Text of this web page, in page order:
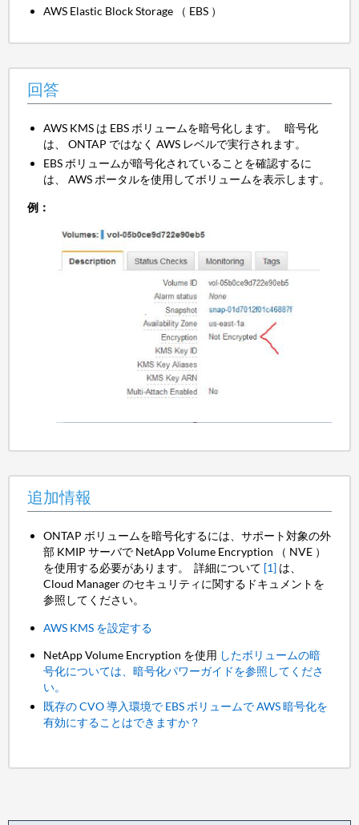
AWS Elastic Block Storage （ EBS ）
回答
AWS KMS は EBS ボリュームを暗号化します。 暗号化
は、 ONTAP ではなく AWS レベルで実行されます。
EBS ボリュームが暗号化されていることを確認するに
は、 AWS ポータルを使用してボリュームを表示します。
例：
追加情報
ONTAP ボリュームを暗号化するには、サポート対象の外
部 KMIP サーバで NetApp Volume Encryption （ NVE ）
を使用する必要があります。 詳細について [1] は、
Cloud Manager のセキュリティに関するドキュメントを
参照してください。
AWS KMS を設定する
NetApp Volume Encryption を使用 したボリュームの暗
号化については、暗号化パワーガイドを参照してくださ
い。
既存の CVO 導入環境で EBS ボリュームで AWS 暗号化を
有効にすることはできますか？